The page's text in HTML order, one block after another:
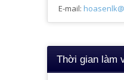
E-mail:
Thời gian làm